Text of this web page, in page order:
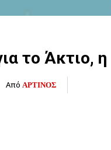
το
Από ΑΡΤΙΝΟΣ